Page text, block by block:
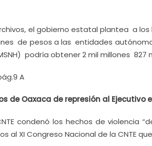
el gobierno estatal plantea a
de pesos a las entidades
podría obtener 2 mil millones 827
A
de Oaxaca de represión al Ejecutivo
condenó los hechos de violencia
al XI Congreso Nacional de la CNTE